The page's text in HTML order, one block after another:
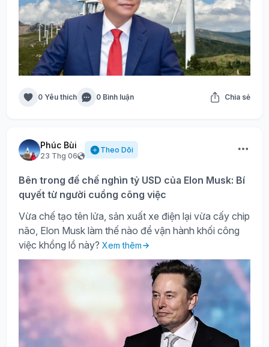
0 Yêu thích 0 Bình luận Chia sẻ
Phúc Bùi
23 Thg 06
Theo Dõi
Bên trong đế chế nghìn tỷ USD của Elon Musk: Bí
quyết từ người cuồng công việc
Vừa chế tạo tên lửa, sản xuất xe điện lại vừa cấy chip
não, Elon Musk làm thế nào để vận hành khối công
việc khổng lồ này? Xem thêm